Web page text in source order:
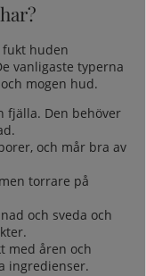
fukt huden
vanligaste typerna
mogen hud.
fjälla. Den behöver
och mår bra av
torrare på
och sveda och
med åren och
ingredienser.